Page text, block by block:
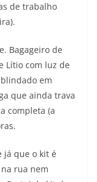
de trabalho
Bagageiro de
Lítio com luz de
em
que ainda trava
completa (a
já que o kit é
rua nem